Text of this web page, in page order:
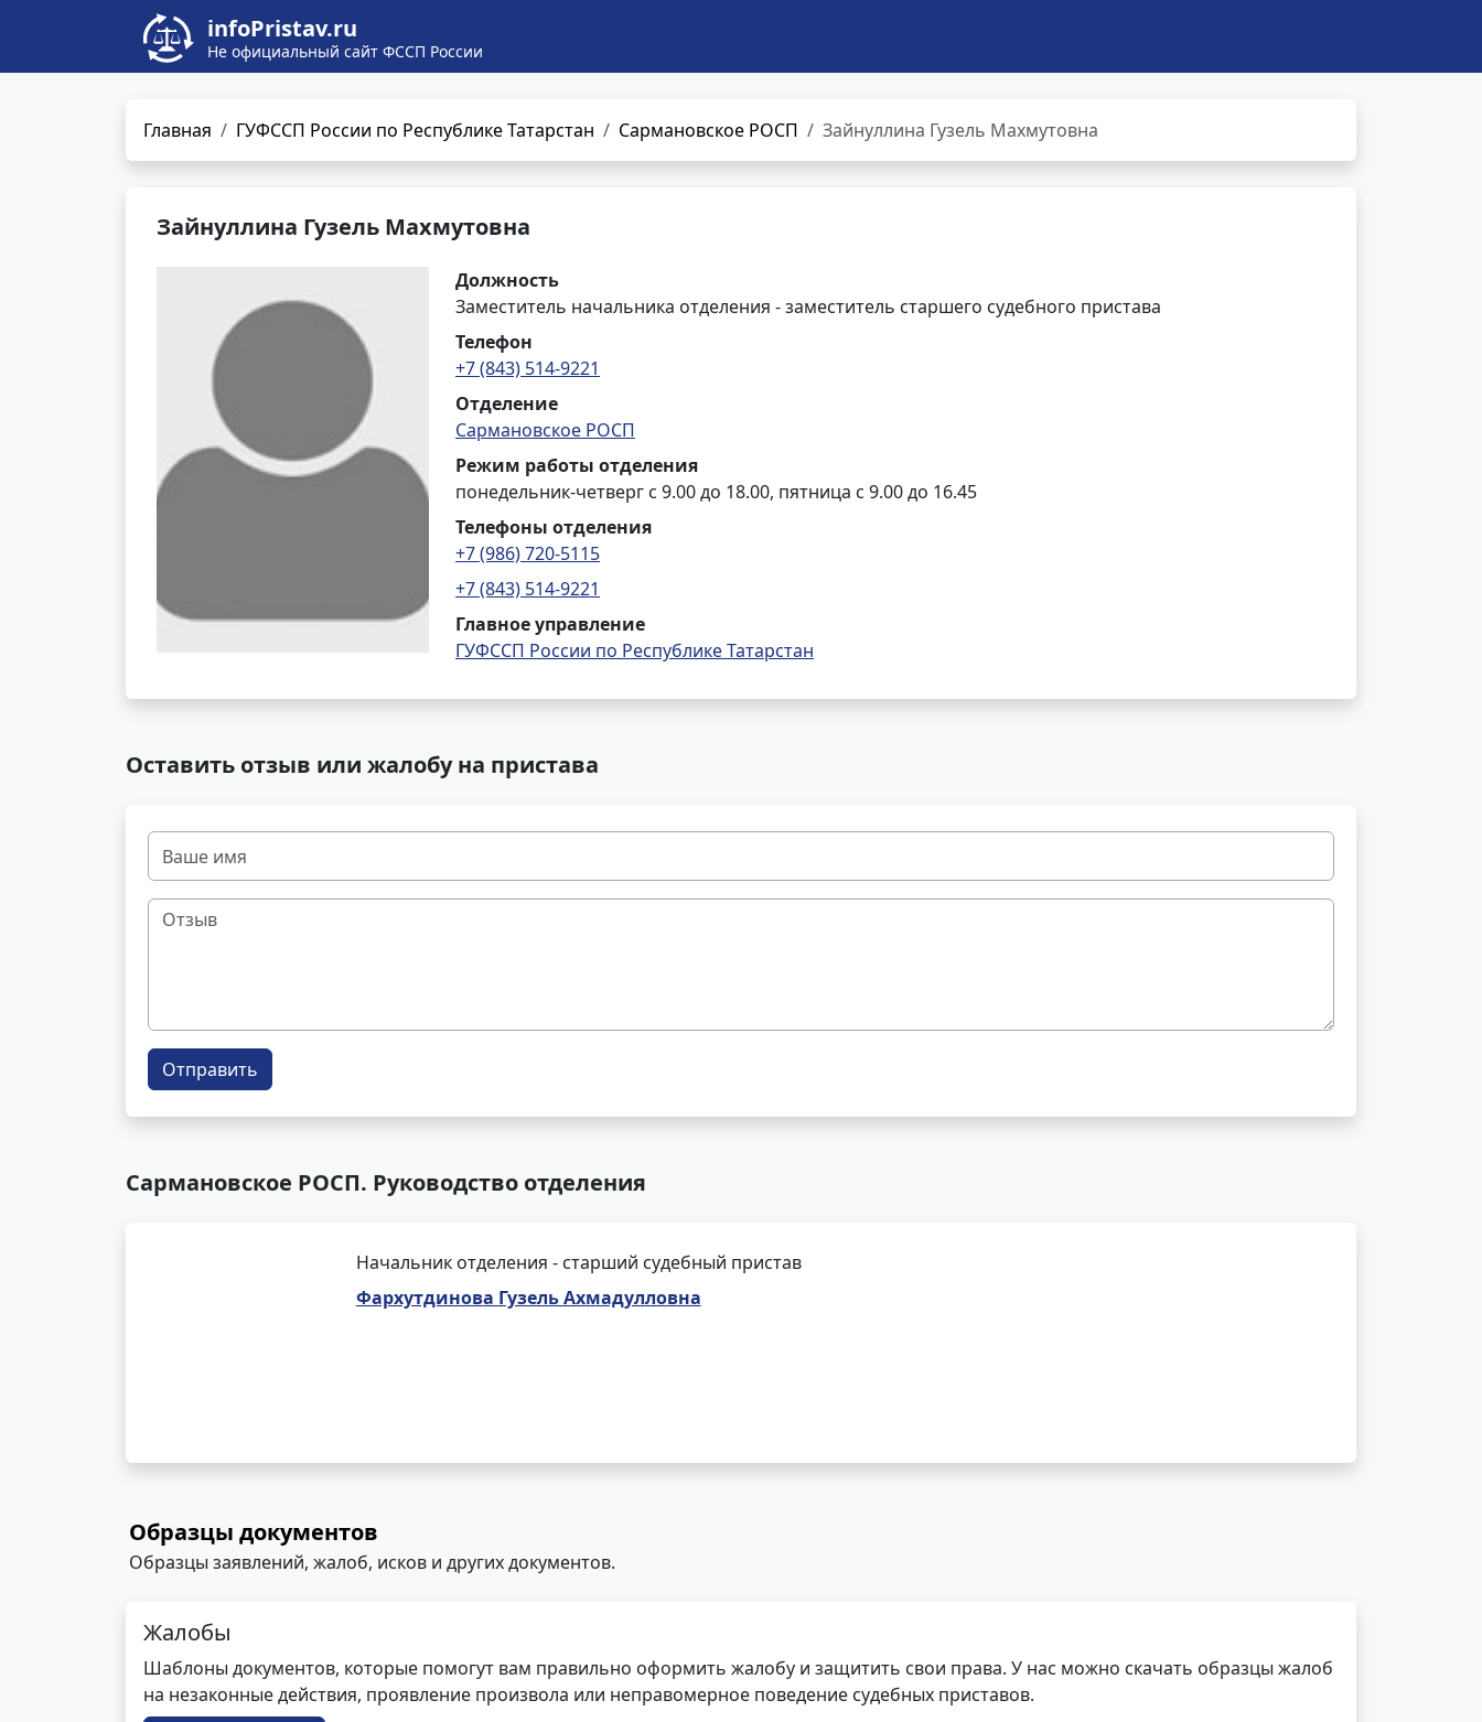
infoPristav.ru
Не официальный сайт ФССП России
Главная ГУФССП России по Республике Татарстан Сармановское РОСП Зайнуллина Гузель Махмутовна
Зайнуллина Гузель Махмутовна
Должность
Заместитель начальника отделения - заместитель старшего судебного пристава
Телефон
+7 (843) 514-9221
Отделение
Сармановское РОСП
Режим работы отделения
понедельник-четверг с 9.00 до 18.00, пятница с 9.00 до 16.45
Телефоны отделения
+7 (986) 720-5115
+7 (843) 514-9221
Главное управление
ГУФССП России по Республике Татарстан
Оставить отзыв или жалобу на пристава
Отправить
Сармановское РОСП. Руководство отделения
Начальник отделения - старший судебный пристав
Фархутдинова Гузель Ахмадулловна
Образцы документов
Образцы заявлений, жалоб, исков и других документов.
Жалобы
Шаблоны документов, которые помогут вам правильно оформить жалобу и защитить свои права. У нас можно скачать образцы жалоб
на незаконные действия, проявление произвола или неправомерное поведение судебных приставов.